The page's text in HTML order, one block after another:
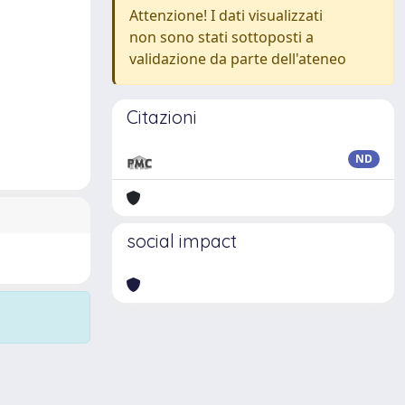
Attenzione! I dati visualizzati
non sono stati sottoposti a
validazione da parte dell'ateneo
Citazioni
ND
social impact